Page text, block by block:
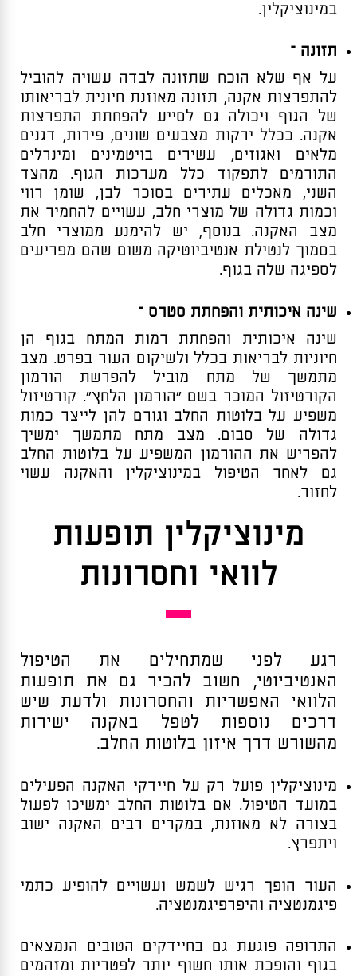
במינוציקלין.
תזונה –
על אף שלא הוכח שתזונה לבדה עשויה להוביל
להתפרצות אקנה, תזונה מאוזנת חיונית לבריאותו
של הגוף ויכולה גם לסייע להפחתת התפרצות
אקנה. ככלל ירקות מצבעים שונים, פירות, דגנים
מלאים ואגוזים, עשירים בויטמינים ומינרלים
התורמים לתפקוד כלל מערכות הגוף. מהצד
השני, מאכלים עתירים בסוכר לבן, שומן רווי
וכמות גדולה של מוצרי חלב, עשויים להחמיר את
מצב האקנה. בנוסף, יש להימנע ממוצרי חלב
בסמוך לנטילת אנטיביוטיקה משום שהם מפריעים
לספיגה שלה בגוף.
שינה איכותית והפחתת סטרס –
שינה איכותית והפחתת רמות המתח בגוף הן
חיוניות לבריאות בכלל ולשיקום העור בפרט. מצב
מתמשך של מתח מוביל להפרשת הורמון
הקורטיזול המוכר בשם “הורמון הלחץ”. קורטיזול
משפיע על בלוטות החלב וגורם להן לייצר כמות
גדולה של סבום. מצב מתח מתמשך ימשיך
להפריש את ההורמון המשפיע על בלוטות החלב
גם לאחר הטיפול במינוציקלין והאקנה עשוי
לחזור.
מינוציקלין תופעות
לוואי וחסרונות
רגע לפני שמתחילים את הטיפול
האנטיביוטי, חשוב להכיר גם את תופעות
הלוואי האפשריות והחסרונות ולדעת שיש
דרכים נוספות לטפל באקנה ישירות
מהשורש דרך איזון בלוטות החלב.
מינוציקלין פועל רק על חיידקי האקנה הפעילים
במועד הטיפול. אם בלוטות החלב ימשיכו לפעול
בצורה לא מאוזנת, במקרים רבים האקנה ישוב
ויתפרץ.
העור הופך רגיש לשמש ועשויים להופיע כתמי
פיגמנטציה והיפרפיגמנטציה.
התרופה פוגעת גם בחיידקים הטובים הנמצאים
בגוף והופכת אותו חשוף יותר לפטריות ומזהמים